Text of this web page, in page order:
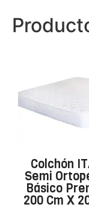
Colchón
Semi
Básico
200 Cm X